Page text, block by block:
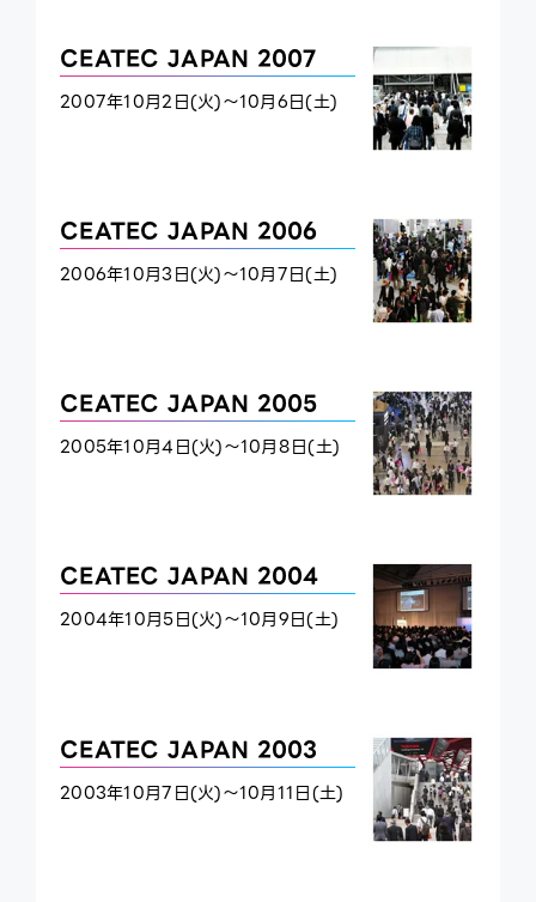
CEATEC JAPAN 2007
2007年10月2日(火)～10月6日(土)
CEATEC JAPAN 2006
2006年10月3日(火)～10月7日(土)
CEATEC JAPAN 2005
2005年10月4日(火)～10月8日(土)
CEATEC JAPAN 2004
2004年10月5日(火)～10月9日(土)
CEATEC JAPAN 2003
2003年10月7日(火)～10月11日(土)